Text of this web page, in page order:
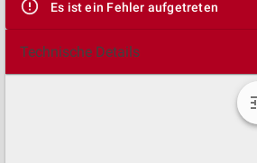
Es ist ein Fehler aufgetreten
Technische Details